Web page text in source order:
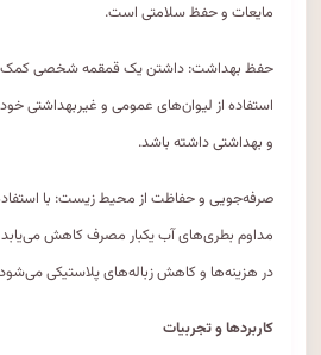
مایعات و حفظ سلامتی است.
حفظ بهداشت: داشتن یک قمقمه شخصی کمک
استفاده از لیوان‌های عمومی و غیربهداشتی
و بهداشتی داشته باشد.
صرفه‌جویی و حفاظت از محیط زیست: با استفاده
مداوم بطری‌های آب یکبار مصرف کاهش
در هزینه‌ها و کاهش زباله‌های پلاستیکی
کاربردها و تجربیات